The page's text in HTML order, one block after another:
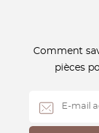
Comment
pièces